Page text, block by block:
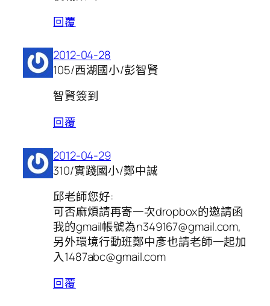
回覆
2012-04-28
105/西湖國小/彭智賢
智賢簽到
回覆
2012-04-29
310/實踐國小/鄭中誠
邱老師您好:
可否麻煩請再寄一次dropbox的邀請函
我的gmail帳號為n349167@gmail.com,
另外環境行動班鄭中彥也請老師一起加
入1487abc@gmail.com
回覆